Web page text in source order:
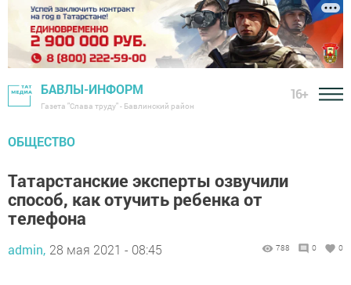
БАВЛЫ-ИНФОРМ
Газета "Слава труду" - Бавлинский район
16+
ОБЩЕСТВО
Татарстанские эксперты озвучили
способ, как отучить ребенка от
телефона
admin, 28 мая 2021 - 08:45 788 0 0